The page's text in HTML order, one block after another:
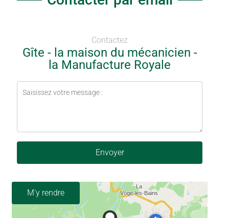
Contactez
Gîte - la maison du mécanicien -
la Manufacture Royale
Envoyer
M'y rendre